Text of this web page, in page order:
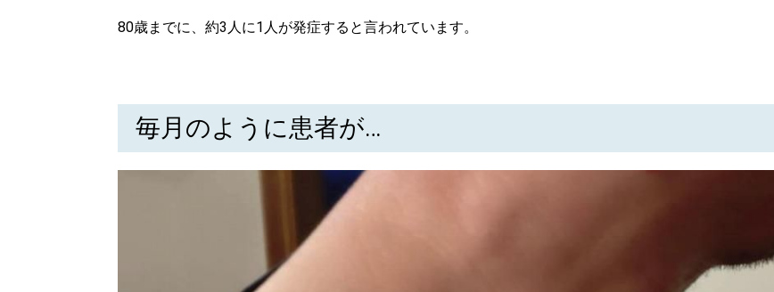
SEARCH
検索する
80歳までに、約3人に1人が発症すると言われています。
毎月のように患者が…